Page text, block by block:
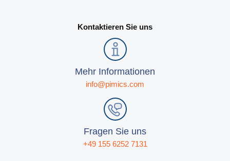
Kontaktieren Sie uns
Mehr Informationen
info@pimics.com
Fragen Sie uns
+49 155 6252 7131